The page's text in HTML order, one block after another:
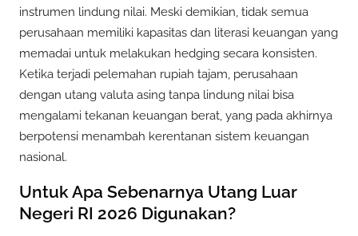
instrumen lindung nilai. Meski demikian, tidak semua
perusahaan memiliki kapasitas dan literasi keuangan yang
memadai untuk melakukan hedging secara konsisten.
Ketika terjadi pelemahan rupiah tajam, perusahaan
dengan utang valuta asing tanpa lindung nilai bisa
mengalami tekanan keuangan berat, yang pada akhirnya
berpotensi menambah kerentanan sistem keuangan
nasional.
Untuk Apa Sebenarnya Utang Luar
Negeri RI 2026 Digunakan?